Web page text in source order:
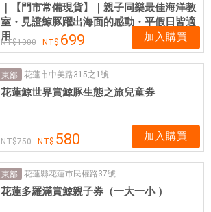
｜【門市常備現貨】｜親子同樂最佳海洋教
室・見證鯨豚躍出海面的感動・平假日皆適
用
1000 699 加入購買
東部 花蓮市中美路315之1號
花蓮鯨世界賞鯨豚生態之旅兒童券
750 580 加入購買
東部 花蓮縣花蓮市民權路37號
花蓮多羅滿賞鯨親子券（一大一小 ）